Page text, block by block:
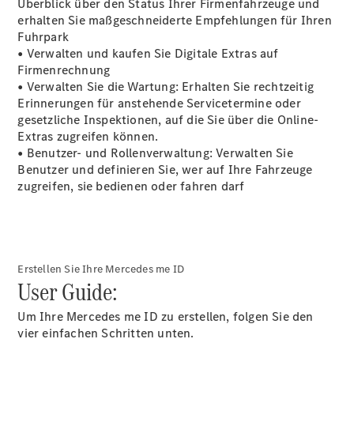
GLS Neu
Maybach
GLS
Neu
G-
Klasse
Elektrisch
G-Klasse
Konfigurator
Probefahrt
Mercedes-
Überblick über den Status Ihrer Firmenfahrzeuge und
erhalten Sie maßgeschneiderte Empfehlungen für Ihren
Fuhrpark
• Verwalten und kaufen Sie Digitale Extras auf
Firmenrechnung
• Verwalten Sie die Wartung: Erhalten Sie rechtzeitig
Erinnerungen für anstehende Servicetermine oder
gesetzliche Inspektionen, auf die Sie über die Online-
Extras zugreifen können.
• Benutzer- und Rollenverwaltung: Verwalten Sie
Benutzer und definieren Sie, wer auf Ihre Fahrzeuge
zugreifen, sie bedienen oder fahren darf
Erstellen Sie Ihre Mercedes me ID
User Guide:
Um Ihre Mercedes me ID zu erstellen, folgen Sie den
vier einfachen Schritten unten.